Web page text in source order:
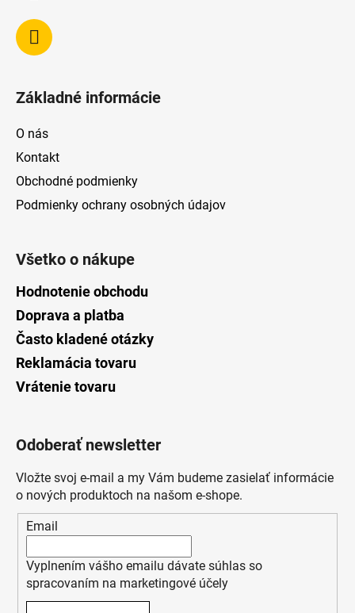
Základné informácie
O nás
Kontakt
Obchodné podmienky
Podmienky ochrany osobných údajov
Všetko o nákupe
Hodnotenie obchodu
Doprava a platba
Často kladené otázky
Reklamácia tovaru
Vrátenie tovaru
Odoberať newsletter
Vložte svoj e-mail a my Vám budeme zasielať informácie
o nových produktoch na našom e-shope.
Email
Vyplnením vášho emailu dávate súhlas so
spracovaním na marketingové účely